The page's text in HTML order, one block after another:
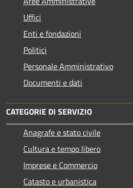
Uffici
Enti e fondazioni
Politici
Personale Amministrativo
Documenti e dati
CATEGORIE DI SERVIZIO
Anagrafe e stato civile
Cultura e tempo libero
Imprese e Commercio
Catasto e urbanistica